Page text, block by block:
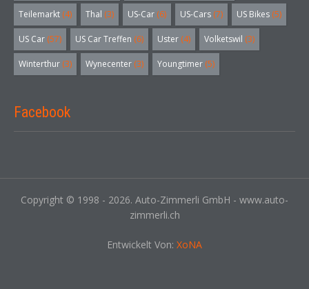
Teilemarkt (4) Thal (3) US-Car (6) US-Cars (7) US Bikes (5)
US Car (57) US Car Treffen (6) Uster (4) Volketswil (3)
Winterthur (3) Wynecenter (3) Youngtimer (5)
Facebook
Copyright © 1998 - 2026. Auto-Zimmerli GmbH - www.auto-
zimmerli.ch
Entwickelt Von: XoNA